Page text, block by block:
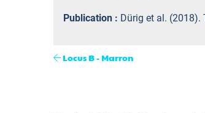
Publication : Dürig et al. (2018).
Locus B - Marron